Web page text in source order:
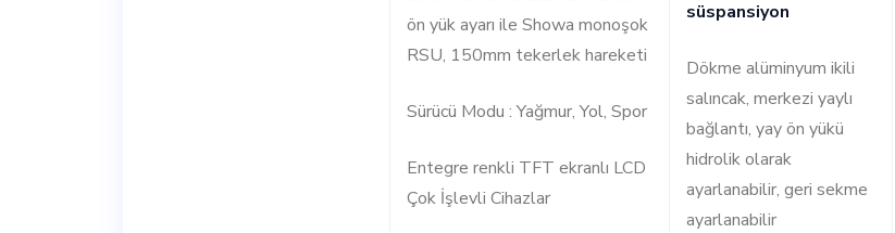
ön yük ayarı ile Showa monoşok
RSU, 150mm tekerlek hareketi
Sürücü Modu : Yağmur, Yol, Spor
Entegre renkli TFT ekranlı LCD
Çok İşlevli Cihazlar
süspansiyon
Dökme alüminyum ikili
salıncak, merkezi yaylı
bağlantı, yay ön yükü
hidrolik olarak
ayarlanabilir, geri sekme
ayarlanabilir